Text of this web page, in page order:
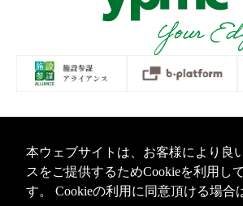
Copyright Yamashita PMC Inc.All Rights
本ウェブサイトは、お客様により良
スをご提供するためCookieを利用し
す。 Cookieの利用に同意頂ける場合